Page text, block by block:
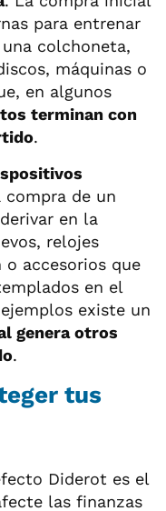
para entrenar
colchoneta,
máquinas o
en algunos
terminan con
.
de un
en la
relojes
accesorios que
en el
existe un
genera otros
.
tus
Diderot es el
las finanzas